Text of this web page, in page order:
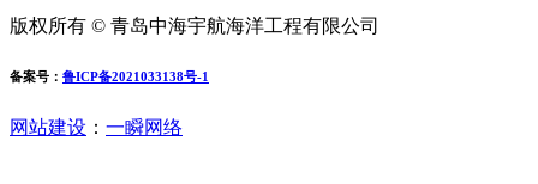
版权所有 © 青岛中海宇航海洋工程有限公司
备案号： 鲁ICP备2021033138号-1
网站建设 ： 一瞬网络